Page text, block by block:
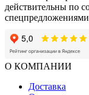
действительны по
О КОМПАНИИ
Доставка